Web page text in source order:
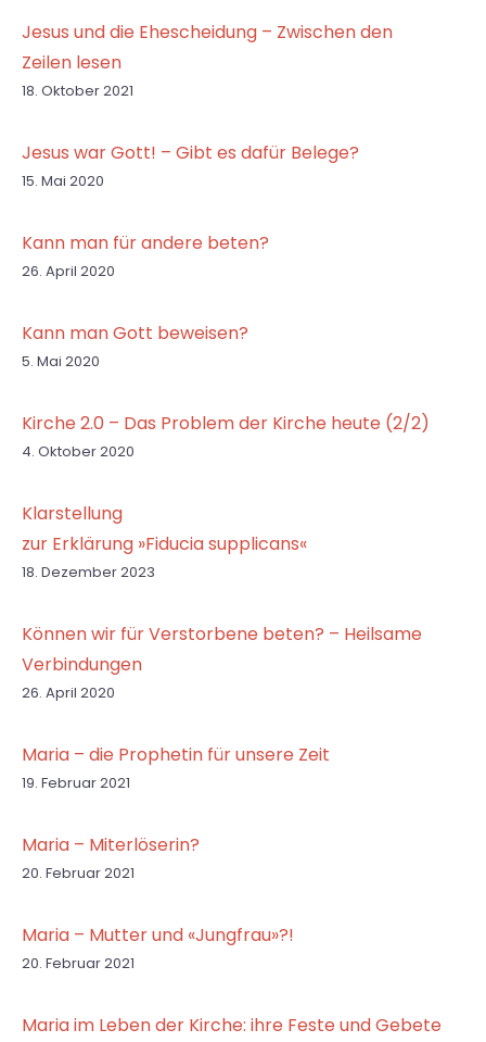
Jesus und die Ehescheidung – Zwischen den
Zeilen lesen
18. Oktober 2021
Jesus war Gott! – Gibt es dafür Belege?
15. Mai 2020
Kann man für andere beten?
26. April 2020
Kann man Gott beweisen?
5. Mai 2020
Kirche 2.0 – Das Problem der Kirche heute (2/2)
4. Oktober 2020
Klarstellung
zur Erklärung »Fiducia supplicans«
18. Dezember 2023
Können wir für Verstorbene beten? – Heilsame
Verbindungen
26. April 2020
Maria – die Prophetin für unsere Zeit
19. Februar 2021
Maria – Miterlöserin?
20. Februar 2021
Maria – Mutter und «Jungfrau»?!
20. Februar 2021
Maria im Leben der Kirche: ihre Feste und Gebete